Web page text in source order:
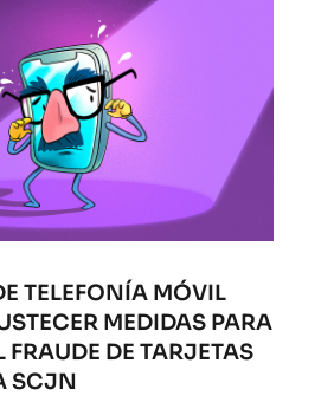
TELEFONÍA MÓVIL
MEDIDAS PARA
FRAUDE DE TARJETAS
SCJN